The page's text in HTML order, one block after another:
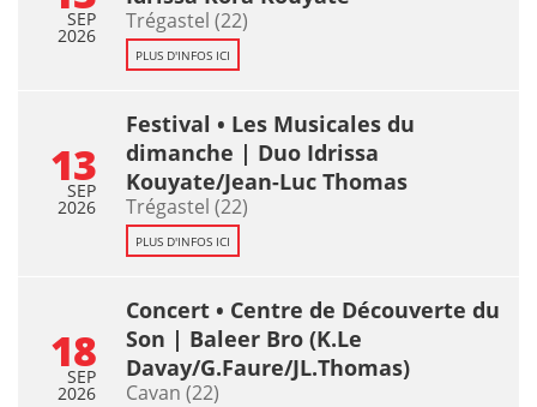
SEP
2026
Trégastel (22)
PLUS D'INFOS ICI
13
SEP
2026
Festival • Les Musicales du
dimanche | Duo Idrissa
Kouyate/Jean-Luc Thomas
Trégastel (22)
PLUS D'INFOS ICI
18
SEP
2026
Concert • Centre de Découverte du
Son | Baleer Bro (K.Le
Davay/G.Faure/JL.Thomas)
Cavan (22)